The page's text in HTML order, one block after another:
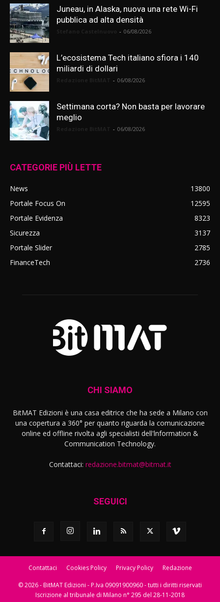
Juneau, in Alaska, nuova una rete Wi-Fi
pubblica ad alta densità
- 06/08/2026
L’ecosistema Tech italiano sfiora i 140
miliardi di dollari
- 06/08/2026
Settimana corta? Non basta per lavorare
meglio
- 06/08/2026
CATEGORIE PIÙ LETTE
News
13800
Portale Focus On
12595
Portale Evidenza
8323
Sicurezza
3137
Portale Slider
2785
FinanceTech
2736
CHI SIAMO
BitMAT Edizioni è una casa editrice che ha sede a Milano con
una copertura a 360° per quanto riguarda la comunicazione
online ed offline rivolta agli specialisti dell'lnformation &
Communication Technology.
Contattaci: redazione.bitmat@bitmat.it
SEGUICI
Contattaci Cookies Policy Privacy Policy Redazione
© 2026 - BitMAT Edizioni - P.Iva 09091900960 - tutti i diritti riservati
Iscrizione al tribunale di Milano n° 295 del 28-11-2018